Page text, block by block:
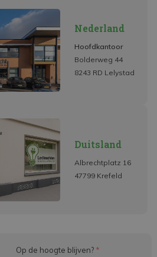
Nederland
Hoofdkantoor
Bolderweg 44
8243 RD Lelystad
Duitsland
Albrechtplatz 16
47799 Krefeld
Op de hoogte blijven? *